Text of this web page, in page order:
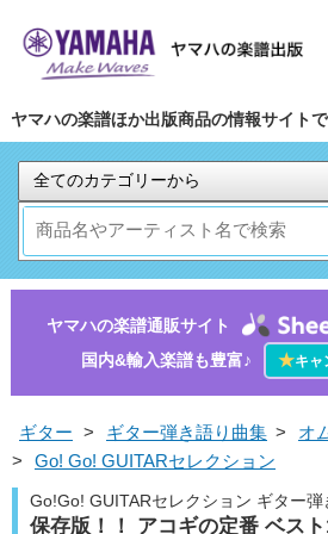
ヤマハの楽譜ほか出版商品の情報サイトで
ヤマハの楽譜通販サイト
国内&輸入楽譜も豊富♪
★キャ
ギター > ギター弾き語り曲集 >
オ
>
Go! Go! GUITARセレクション
Go!Go! GUITARセレクション ギター弾
保存版！！ アコギの定番 ベス